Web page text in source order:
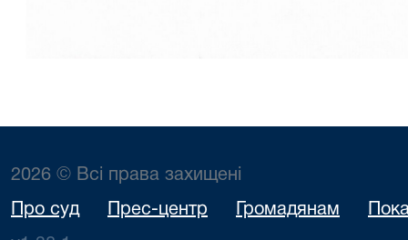
2026 © Всі права захищені
Про суд Прес-центр Громадянам